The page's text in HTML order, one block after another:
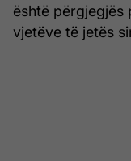
është përgjegjës
vjetëve të jetës